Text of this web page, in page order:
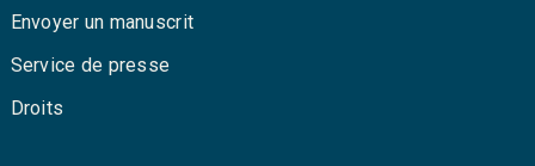
Envoyer un manuscrit
Service de presse
Droits